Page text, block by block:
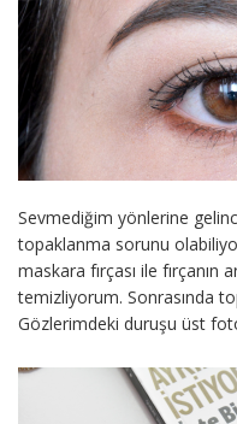
Sevmediğim yönlerine
topaklanma sorunu
maskara fırçası ile fırçanın
temizliyorum. Sonrasında
Gözlerimdeki duruşu üst